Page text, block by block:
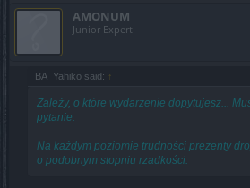
AMONUM
Junior Expert
BA_Yahiko said: ↑
Zależy, o które wydarzenie dopytujesz...
pytanie.
Na każdym poziomie trudności prezenty
o podobnym stopniu rzadkości.